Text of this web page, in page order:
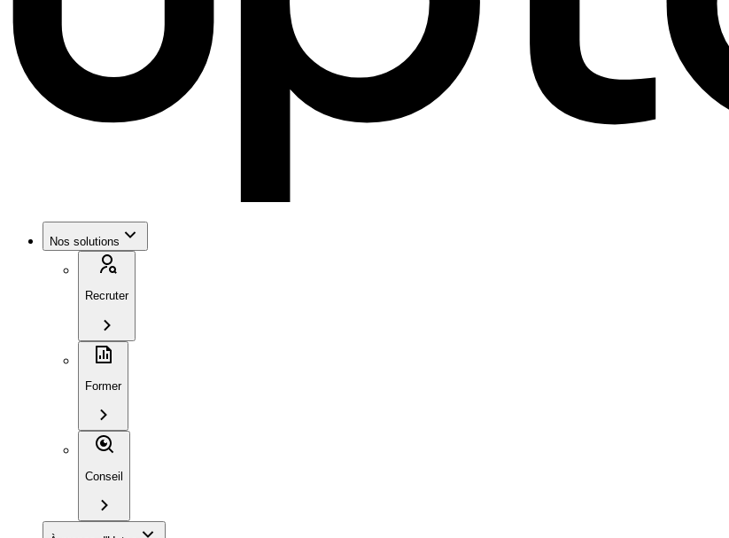
Nos solutions
Recruter
Former
Conseil